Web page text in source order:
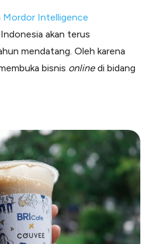
Mordor Intelligence
akan terus
mendatang. Oleh karena
bisnis onlinedi bidang